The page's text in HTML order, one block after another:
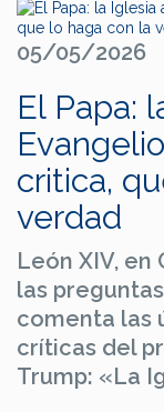
05/05/2026
El Papa:
critica,
verdad
León XIV, en
las
comenta las
críticas del
Trump: «La